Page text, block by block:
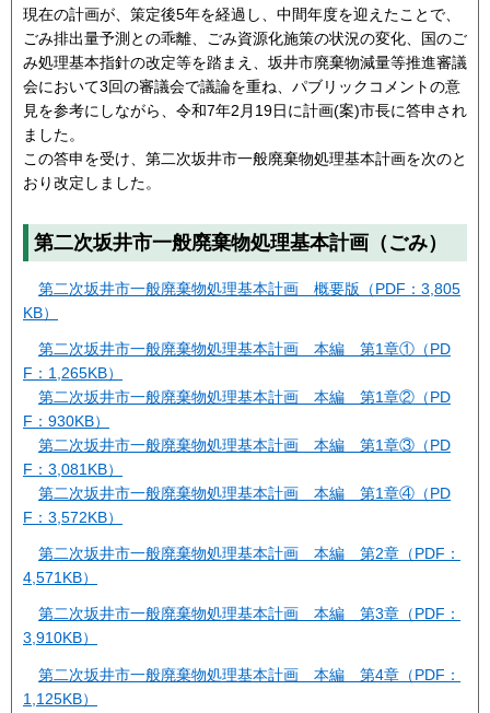
現在の計画が、策定後5年を経過し、中間年度を迎えたことで、
ごみ排出量予測との乖離、ごみ資源化施策の状況の変化、国のご
み処理基本指針の改定等を踏まえ、坂井市廃棄物減量等推進審議
会において3回の審議会で議論を重ね、パブリックコメントの意
見を参考にしながら、令和7年2月19日に計画(案)市長に答申され
ました。
この答申を受け、第二次坂井市一般廃棄物処理基本計画を次のと
おり改定しました。
第二次坂井市一般廃棄物処理基本計画（ごみ）
第二次坂井市一般廃棄物処理基本計画 概要版（PDF：3,805
KB）
第二次坂井市一般廃棄物処理基本計画 本編 第1章①（PD
F：1,265KB）
第二次坂井市一般廃棄物処理基本計画 本編 第1章②（PD
F：930KB）
第二次坂井市一般廃棄物処理基本計画 本編 第1章③（PD
F：3,081KB）
第二次坂井市一般廃棄物処理基本計画 本編 第1章④（PD
F：3,572KB）
第二次坂井市一般廃棄物処理基本計画 本編 第2章（PDF：
4,571KB）
第二次坂井市一般廃棄物処理基本計画 本編 第3章（PDF：
3,910KB）
第二次坂井市一般廃棄物処理基本計画 本編 第4章（PDF：
1,125KB）